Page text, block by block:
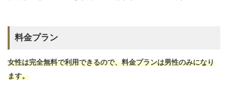
料金プラン
女性は完全無料で利用できるので、料金プランは男性のみになり
ます。